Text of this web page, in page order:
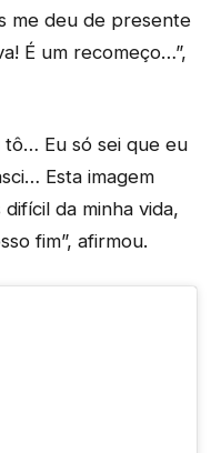
me deu de presente
É um recomeço…”,
tô… Eu só sei que eu
Esta imagem
da minha vida,
fim”, afirmou.